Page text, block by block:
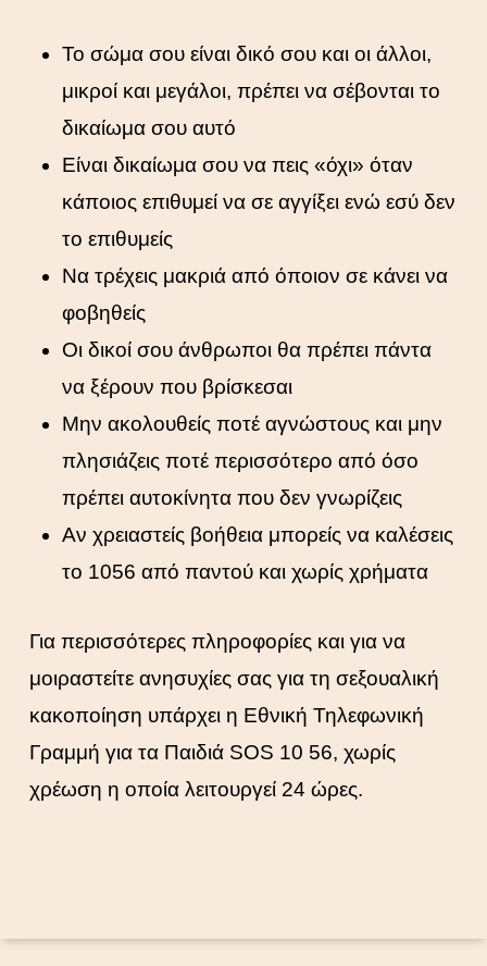
Το σώμα σου είναι δικό σου και οι άλλοι,
μικροί και μεγάλοι, πρέπει να σέβονται το
δικαίωμα σου αυτό
Είναι δικαίωμα σου να πεις «όχι» όταν
κάποιος επιθυμεί να σε αγγίξει ενώ εσύ δεν
το επιθυμείς
Να τρέχεις μακριά από όποιον σε κάνει να
φοβηθείς
Οι δικοί σου άνθρωποι θα πρέπει πάντα
να ξέρουν που βρίσκεσαι
Μην ακολουθείς ποτέ αγνώστους και μην
πλησιάζεις ποτέ περισσότερο από όσο
πρέπει αυτοκίνητα που δεν γνωρίζεις
Αν χρειαστείς βοήθεια μπορείς να καλέσεις
το 1056 από παντού και χωρίς χρήματα
Για περισσότερες πληροφορίες και για να
μοιραστείτε ανησυχίες σας για τη σεξουαλική
κακοποίηση υπάρχει η Εθνική Τηλεφωνική
Γραμμή για τα Παιδιά SOS 10 56, χωρίς
χρέωση η οποία λειτουργεί 24 ώρες.